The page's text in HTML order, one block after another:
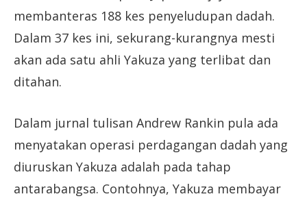
membanteras 188 kes penyeludupan dadah.
Dalam 37 kes ini, sekurang-kurangnya mesti
akan ada satu ahli Yakuza yang terlibat dan
ditahan.
Dalam jurnal tulisan Andrew Rankin pula ada
menyatakan operasi perdagangan dadah yang
diuruskan Yakuza adalah pada tahap
antarabangsa. Contohnya, Yakuza membayar